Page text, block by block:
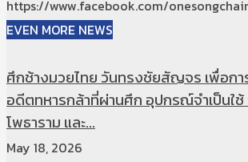
https://www.facebook.com/
EVEN MORE NEWS
ศึกช้างมวยไทย วันทรงชัยสัญจร เพื่อก
อดีตทหารกล้าที่ผ่านศึก อุปกรณ์จำเป็นใ
โพธาราม และ...
May 18, 2026